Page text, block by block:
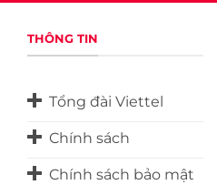
THÔNG TIN
Tổng đài Viettel
Chính sách
Chính sách bảo mật